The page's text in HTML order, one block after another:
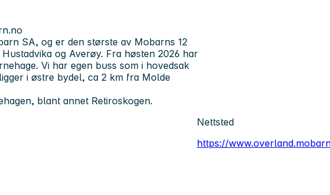
SA, og er den største av Mobarns 12
og Averøy. Fra høsten 2026 har
Vi har egen buss som i hovedsak
i østre bydel, ca 2 km fra Molde
blant annet Retiroskogen.
Nettsted
https://